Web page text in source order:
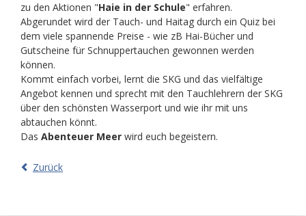
zu den Aktionen "Haie in der Schule" erfahren.
Abgerundet wird der Tauch- und Haitag durch ein Quiz bei
dem viele spannende Preise - wie zB Hai-Bücher und
Gutscheine für Schnuppertauchen gewonnen werden
können.
Kommt einfach vorbei, lernt die SKG und das vielfältige
Angebot kennen und sprecht mit den Tauchlehrern der SKG
über den schönsten Wasserport und wie ihr mit uns
abtauchen könnt.
Das Abenteuer Meerwird euch begeistern.
Zurück